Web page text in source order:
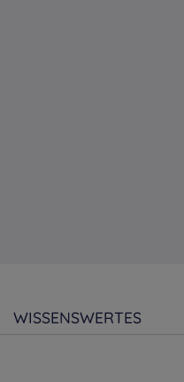
WISSENSWERTES